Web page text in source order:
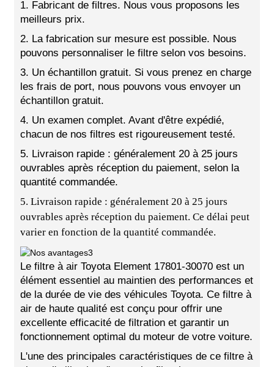
1. Fabricant de filtres. Nous vous proposons les
meilleurs prix.
2. La fabrication sur mesure est possible. Nous
pouvons personnaliser le filtre selon vos besoins.
3. Un échantillon gratuit. Si vous prenez en charge
les frais de port, nous pouvons vous envoyer un
échantillon gratuit.
4. Un examen complet. Avant d'être expédié,
chacun de nos filtres est rigoureusement testé.
5. Livraison rapide : généralement 20 à 25 jours
ouvrables après réception du paiement, selon la
quantité commandée.
5. Livraison rapide : généralement 20 à 25 jours
ouvrables après réception du paiement. Ce délai peut
varier en fonction de la quantité commandée.
Le filtre à air Toyota Element 17801-30070 est un
élément essentiel au maintien des performances et
de la durée de vie des véhicules Toyota. Ce filtre à
air de haute qualité est conçu pour offrir une
excellente efficacité de filtration et garantir un
fonctionnement optimal du moteur de votre voiture.
L'une des principales caractéristiques de ce filtre à